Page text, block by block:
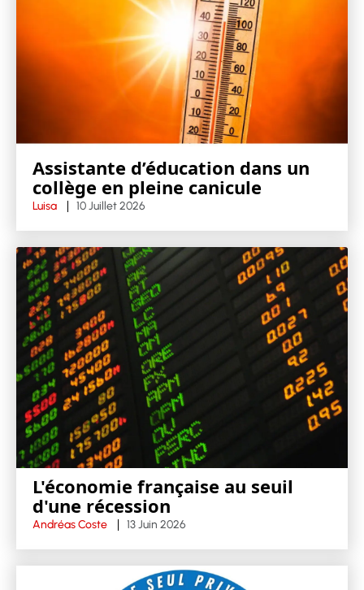
Assistante d’éducation dans un
collège en pleine canicule
Luisa 10 Juillet 2026
L'économie française au seuil
d'une récession
Andréas Coste 13 Juin 2026